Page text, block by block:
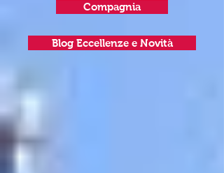
Compagnia
Blog Eccellenze e Novità